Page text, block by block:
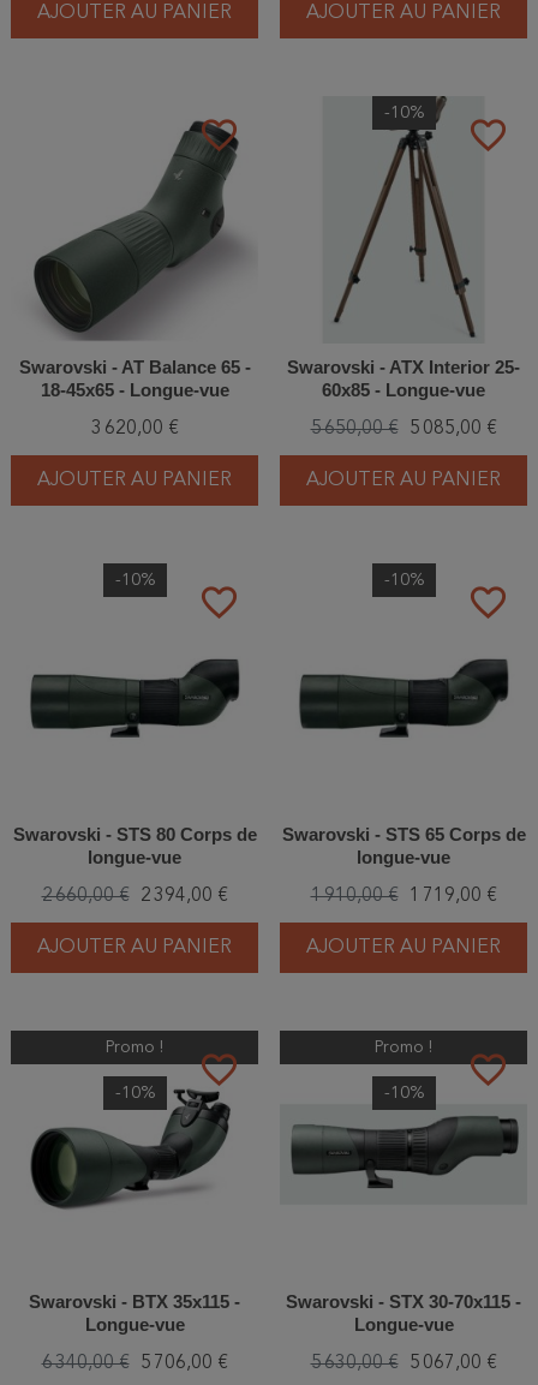
AJOUTER AU PANIER AJOUTER AU PANIER
favorite_border
Swarovski - AT Balance 65 -
18-45x65 - Longue-vue
3 620,00 €
AJOUTER AU PANIER
favorite_border
-10%
Swarovski - ATX Interior 25-
60x85 - Longue-vue
5 650,00 € 5 085,00 €
AJOUTER AU PANIER
favorite_border
-10%
Swarovski - STS 80 Corps de
longue-vue
2 660,00 € 2 394,00 €
AJOUTER AU PANIER
favorite_border
-10%
Swarovski - STS 65 Corps de
longue-vue
1 910,00 € 1 719,00 €
AJOUTER AU PANIER
favorite_border
Promo !
-10%
Swarovski - BTX 35x115 -
Longue-vue
6 340,00 € 5 706,00 €
favorite_border
Promo !
-10%
Swarovski - STX 30-70x115 -
Longue-vue
5 630,00 € 5 067,00 €